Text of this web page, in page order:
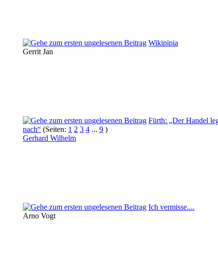
Wikipipia
Gerrit Jan
Fürth: „Der Handel
nach“ (Seiten: 1 2 3 4 ... 9 )
Gerhard Wilhelm
Ich vermisse....
Arno Vogt